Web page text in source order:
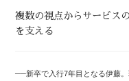
複数の視点からサービス
を支える
──新卒で入行7年目となる伊藤